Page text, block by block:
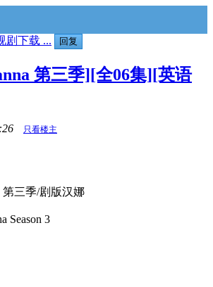
剧下载 ... 回复
第三季][全06集][英语
只看楼主
季/剧版汉娜
3